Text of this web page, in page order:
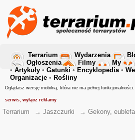
Terrarium Wydarzenia
Ogłoszenia
Filmy My
• Artykuły • Gatunki • Encyklopedia•
Organizacje • Rośliny
Oglądasz wersję mobilną, która nie ma pełnej funkcjonalności.
serwis, wyłącz reklamy
Terrarium → Jaszczurki → Gekony,